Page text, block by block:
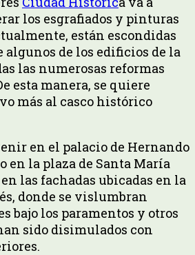
los esgrafiados y pinturas
están escondidas
algunos de los edificios de la
las numerosas reformas
esta manera, se quiere
más al casco histórico
en el palacio de Hernando
en la plaza de Santa María
las fachadas ubicadas en la
donde se vislumbran
bajo los paramentos y otros
sido disimulados con